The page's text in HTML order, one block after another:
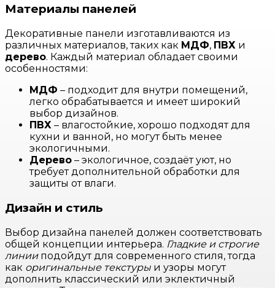
Материалы панелей
Декоративные панели изготавливаются из
различных материалов, таких как МДФ, ПВХ и
дерево. Каждый материал обладает своими
особенностями:
МДФ – подходит для внутри помещений,
легко обрабатывается и имеет широкий
выбор дизайнов.
ПВХ – влагостойкие, хорошо подходят для
кухни и ванной, но могут быть менее
экологичными.
Дерево – экологичное, создаёт уют, но
требует дополнительной обработки для
защиты от влаги.
Дизайн и стиль
Выбор дизайна панелей должен соответствовать
общей концепции интерьера. Гладкие и строгие
линииподойдут для современного стиля, тогда
как оригинальные текстуры и узоры могут
дополнить классический или эклектичный